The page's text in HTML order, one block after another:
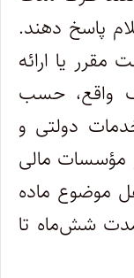
پاسخ دهند.
مقرر یا ارائه
واقع، حسب
دولتی و
مؤسسات مالی
موضوع ماده
شش‌‌ماه تا